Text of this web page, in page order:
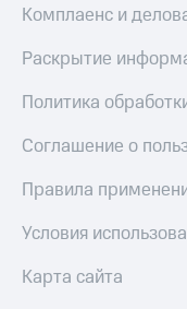
Комплаенс и
Раскрытие
Политика
Соглашение о
Правила
Условия
Карта сайта